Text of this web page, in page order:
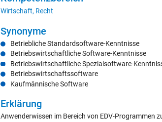
Wirtschaft, Recht
Syn­ony­me
Betriebliche Standardsoftware-Kenntnisse
Betriebswirtschaftliche Software-Kenntnisse
Betriebswirtschaftliche Spezialsoftware-
Betriebswirtschaftssoftware
Kaufmännische Software
Er­klä­rung
Anwenderwissen im Bereich von EDV-Programmen